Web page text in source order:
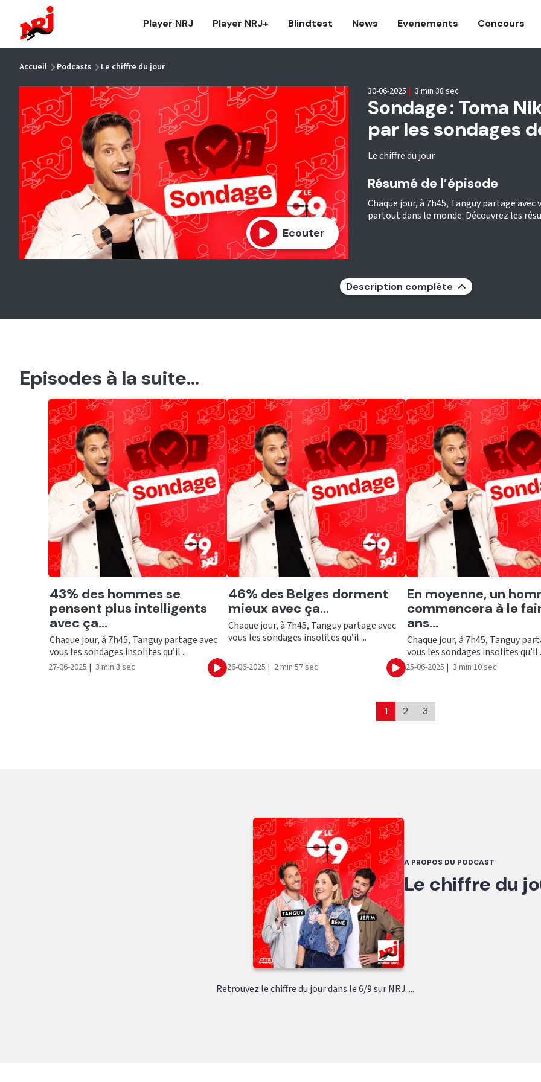
Player NRJ Player NRJ+ Blindtest News Evenements Concours
Accueil Podcasts Le chiffre du jour
Ecouter
Sondage : Toma
par les sondages
Le chiffre du jour
30-06-2025 | 3 min 38 sec
Résumé de l’épisode
Chaque jour, à 7h45, Tanguy partage
partout dans le monde. Découvrez les
Description complète
Episodes à la suite...
Ecouter
43% des hommes se
pensent plus intelligents
avec ça...
Chaque jour, à 7h45, Tanguy partage avec
vous les sondages insolites qu’il ...
27-06-2025 | 3 min 3 sec Ecouter
Ecouter
46% des Belges dorment
mieux avec ça...
Chaque jour, à 7h45, Tanguy partage avec
vous les sondages insolites qu’il ...
26-06-2025 | 2 min 57 sec Ecouter
Ecouter
En moyenne, un
commencera à le
ans...
Chaque jour, à 7h45, Tanguy
vous les sondages insolites qu’il
25-06-2025 | 3 min 10 sec
1 2 3
A PROPOS DU PODCAST
Le chiffre du
Retrouvez le chiffre du jour dans le 6/9 sur NRJ. ...